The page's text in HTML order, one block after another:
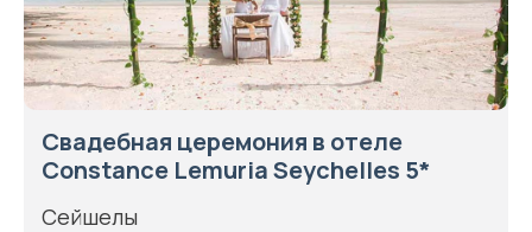
Свадебная церемония в отеле
Constance Lemuria Seychelles 5*
Сейшелы